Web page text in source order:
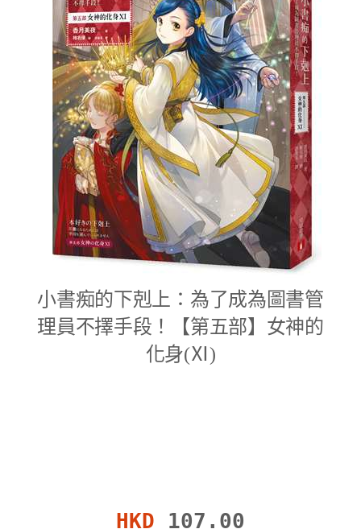
小書痴的下剋上：為了成為圖書管
理員不擇手段！【第五部】女神的
化身(Ⅺ)
HKD 107.00